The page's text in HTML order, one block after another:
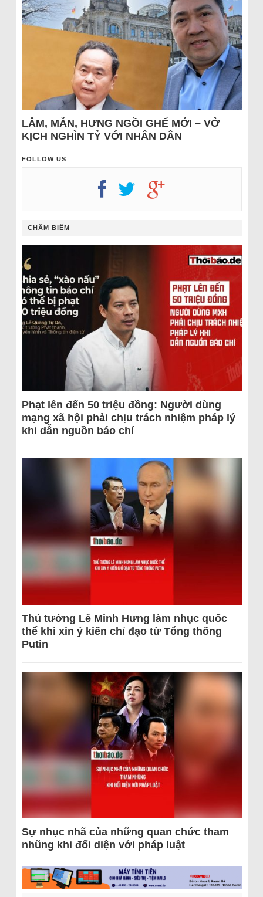
LÂM, MẪN, HƯNG NGỒI GHẾ MỚI – VỞ
KỊCH NGHÌN TỶ VỚI NHÂN DÂN
FOLLOW US
CHÂM BIẾM
Phạt lên đến 50 triệu đồng: Người dùng
mạng xã hội phải chịu trách nhiệm pháp lý
khi dẫn nguồn báo chí
Thủ tướng Lê Minh Hưng làm nhục quốc
thể khi xin ý kiến chỉ đạo từ Tổng thống
Putin
Sự nhục nhã của những quan chức tham
nhũng khi đối diện với pháp luật